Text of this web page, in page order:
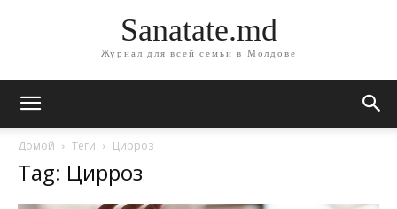
Sanatate.md
Журнал для всей семьи в Молдове
Домой Теги Цирроз
Tag: Цирроз